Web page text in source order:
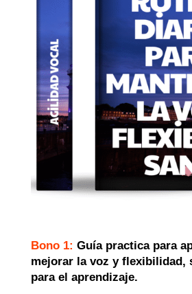
Bono 1: Guía practica para
mejorar la voz y flexibilidad,
para el aprendizaje.